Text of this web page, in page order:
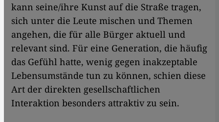
kann seine/ihre Kunst auf die Straße tragen,
sich unter die Leute mischen und Themen
angehen, die für alle Bürger aktuell und
relevant sind. Für eine Generation, die häufig
das Gefühl hatte, wenig gegen inakzeptable
Lebensumstände tun zu können, schien diese
Art der direkten gesellschaftlichen
Interaktion besonders attraktiv zu sein.